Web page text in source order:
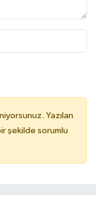
Yazılan
şekilde sorumlu